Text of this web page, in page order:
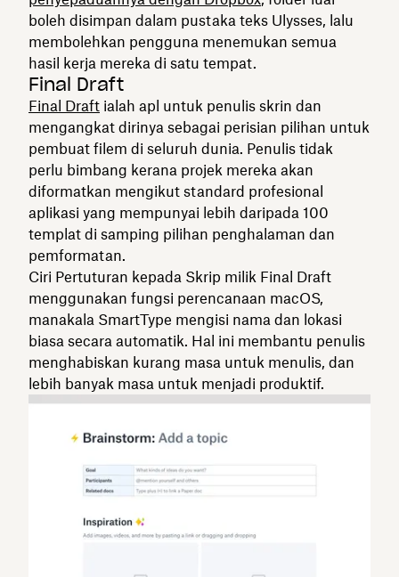
boleh disimpan dalam pustaka teks Ulysses, lalu
membolehkan pengguna menemukan semua
hasil kerja mereka di satu tempat.
Final Draft
Final Draft ialah apl untuk penulis skrin dan
mengangkat dirinya sebagai perisian pilihan untuk
pembuat filem di seluruh dunia. Penulis tidak
perlu bimbang kerana projek mereka akan
diformatkan mengikut standard profesional
aplikasi yang mempunyai lebih daripada 100
templat di samping pilihan penghalaman dan
pemformatan.
Ciri Pertuturan kepada Skrip milik Final Draft
menggunakan fungsi perencanaan macOS,
manakala SmartType mengisi nama dan lokasi
biasa secara automatik. Hal ini membantu penulis
menghabiskan kurang masa untuk menulis, dan
lebih banyak masa untuk menjadi produktif.